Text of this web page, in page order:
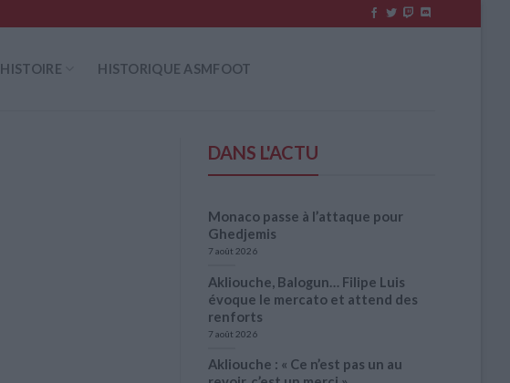
HISTOIRE HISTORIQUE ASMFOOT
DANS L'ACTU
Monaco passe à l’attaque pour
Ghedjemis
7 août 2026
Akliouche, Balogun… Filipe Luis
évoque le mercato et attend des
renforts
7 août 2026
Akliouche : « Ce n’est pas un au